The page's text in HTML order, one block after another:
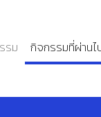
รม กิจกรรมที่ผ่านไ